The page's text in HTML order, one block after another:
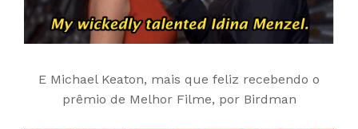
E Michael Keaton, mais que feliz recebendo o
prêmio de Melhor Filme, por Birdman